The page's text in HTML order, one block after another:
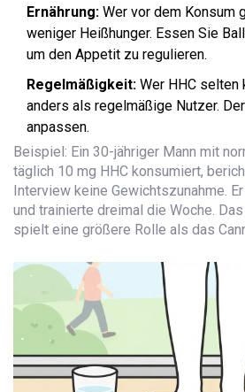
Ernährung: Wer vor dem Konsum
weniger Heißhunger. Essen Sie
um den Appetit zu regulieren.
Regelmäßigkeit: Wer HHC selten
anders als regelmäßige Nutzer.
anpassen.
Beispiel: Ein 30-jähriger Mann mit
täglich 10 mg HHC konsumiert,
Interview keine Gewichtszunahme.
und trainierte dreimal die Woche.
spielt eine größere Rolle als das